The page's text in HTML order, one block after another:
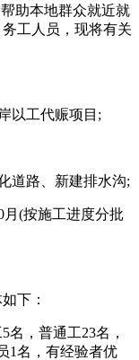
助本地群众就近就
工人员，现将有关
以工代赈项目;
路、新建排水沟;
(按施工进度分批
下：
，普通工23名，
1名，有经验者优